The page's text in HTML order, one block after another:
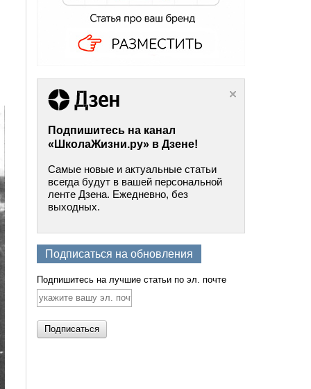
Подпишитесь на канал
«ШколаЖизни.ру» в Дзене!
Самые новые и актуальные статьи
всегда будут в вашей персональной
ленте Дзена. Ежедневно, без
выходных.
Подписаться на обновления
Подпишитесь на лучшие статьи по эл. почте